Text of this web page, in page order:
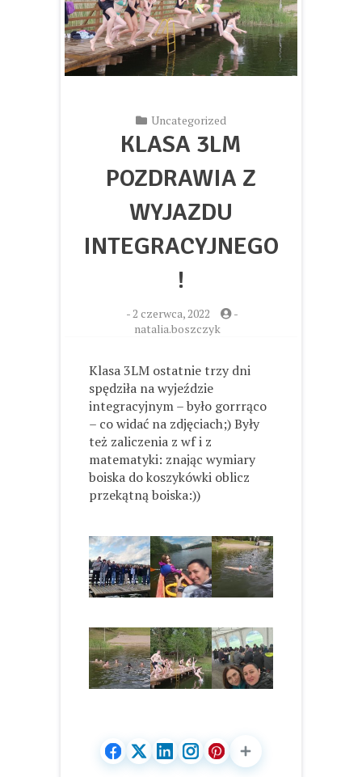
Uncategorized
KLASA 3LM
POZDRAWIA Z
WYJAZDU
INTEGRACYJNEGO
!
-2 czerwca, 2022
-
natalia.boszczyk
Klasa 3LM ostatnie trzy dni
spędziła na wyjeździe
integracyjnym – było gorrrąco
– co widać na zdjęciach;) Były
też zaliczenia z wf i z
matematyki: znając wymiary
boiska do koszykówki oblicz
przekątną boiska:))